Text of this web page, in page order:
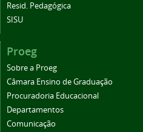
Resid. Pedagógica
SISU
Proeg
Sobre a Proeg
Câmara Ensino de Graduação
Procuradoria Educacional
Departamentos
Comunicação